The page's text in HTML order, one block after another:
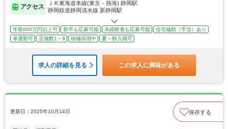
アクセス
ＪＲ東海道本線(東京－熱海) 静岡駅
静岡鉄道静岡清水線 新静岡駅
年収600万円以上可 新卒も応募可能 未経験者も応募可能
住宅補助（手当）あり
車通勤可
店舗数1～9 積極採用中 夏～秋入職可
求人の詳細を見る この求人に興味がある
更新日：2025年10月14日 保存する